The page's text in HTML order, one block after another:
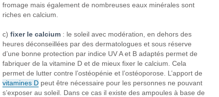
fromage mais également de nombreuses eaux minérales sont
riches en calcium.
c)fixer le calcium : le soleil avec modération, en dehors des
heures déconseillées par des dermatologues et sous réserve
d’une bonne protection par indice UV A et B adaptés permet de
fabriquer de la vitamine D et de mieux fixer le calcium. Cela
permet de lutter contre l’ostéopénie et l’ostéoporose. L’apport de
vitamines D peut être nécessaire pour les personnes ne pouvant
s’exposer au soleil. Dans ce cas il existe des ampoules à base de